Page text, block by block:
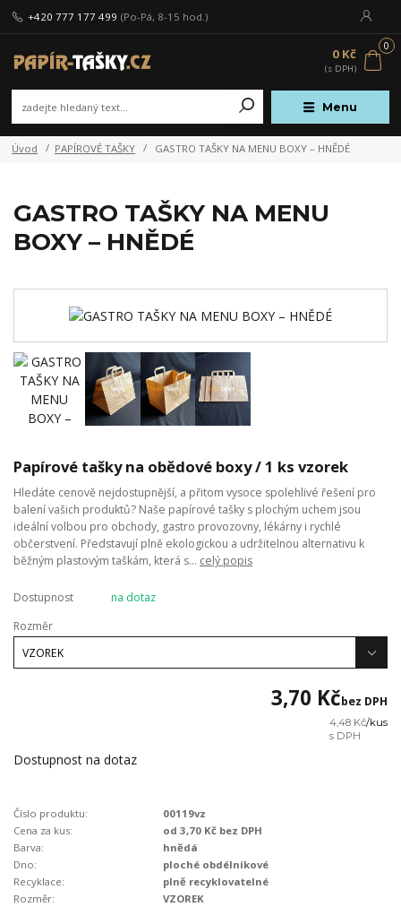
Menu
+420 777 177 499 (Po-Pá, 8-15 hod.)
0
0 Kč
Úvod PAPÍROVÉ TAŠKY GASTRO TAŠKY NA MENU BOXY – HNĚDÉ
GASTRO TAŠKY NA MENU
BOXY – HNĚDÉ
Papírové tašky na obědové boxy / 1 ks vzorek
Hledáte cenově nejdostupnější, a přitom vysoce spolehlivé řešení pro
balení vašich produktů? Naše papírové tašky s plochým uchem jsou
ideální volbou pro obchody, gastro provozovny, lékárny i rychlé
občerstvení. Představují plně ekologickou a udržitelnou alternativu k
běžným plastovým taškám, která s... celý popis
Dostupnost
na dotaz
Rozměr
4,48 Kč/kus
3,70 Kčbez DPH
Dostupnost na dotaz
Číslo produktu:
00119vz
Cena za kus:
od 3,70 Kč bez DPH
Barva:
hnědá
Dno:
ploché obdélníkové
Recyklace:
plně recyklovatelné
Rozměr:
VZOREK